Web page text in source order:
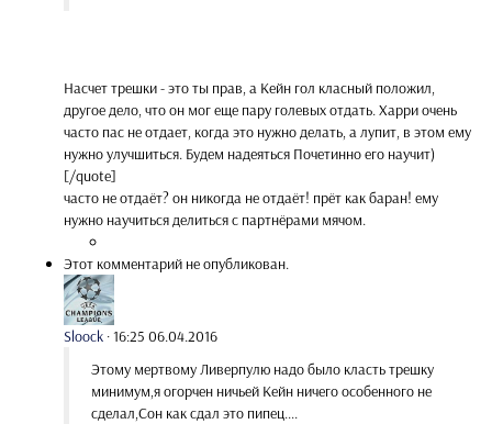
Насчет трешки - это ты прав, а Кейн гол класный положил,
другое дело, что он мог еще пару голевых отдать. Харри очень
часто пас не отдает, когда это нужно делать, а лупит, в этом ему
нужно улучшиться. Будем надеяться Почетинно его научит)
[/quote]
часто не отдаёт? он никогда не отдаёт! прёт как баран! ему
нужно научиться делиться с партнёрами мячом.
Этот комментарий не опубликован.
Sloock ·16:25 06.04.2016
Этому мертвому Ливерпулю надо было класть трешку
минимум,я огорчен ничьей Кейн ничего особенного не
сделал,Сон как сдал это пипец....